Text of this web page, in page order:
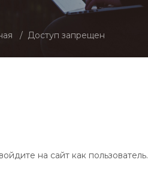
Доступ запрещен
на сайт как пользователь.